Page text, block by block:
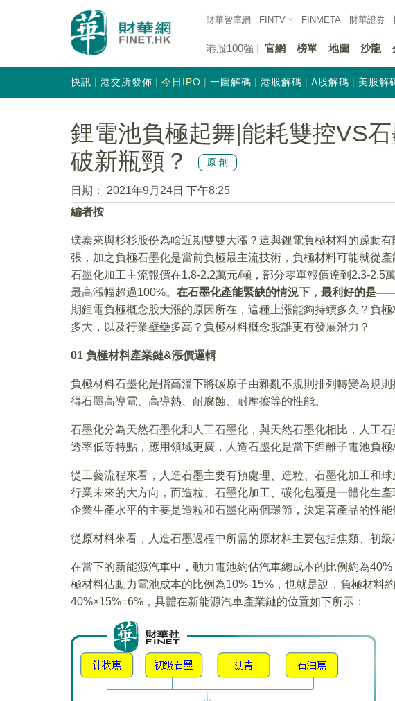
財華智庫網 FINTV FINMETA 財華證券
港股100強 官網 榜單 地圖 沙龍
快訊 港交所發佈 今日IPO 一圖解碼 港股解碼 A股解碼 美股解
鋰電池負極起舞|能耗雙控VS
破新瓶頸？
原創
日期：
2021年9月24日 下午8:25
編者按
璞泰來與杉杉股份為啥近期雙雙大漲？這與鋰電負極材料的躁動
張，加之負極石墨化是當前負極最主流技術，負極材料可能就從
石墨化加工主流報價在1.8-2.2萬元/噸，部分零單報價達到2.3-2.5
最高漲幅超過100%。 在石墨化產能緊缺的情況下，最利好的是
期鋰電負極概念股大漲的原因所在，這種上漲能夠持續多久？負
多大，以及行業壁壘多高？負極材料概念股誰更有發展潛力？
01 負極材料產業鏈&漲價邏輯
負極材料石墨化是指高溫下將碳原子由雜亂不規則排列轉變為規
得石墨高導電、高導熱、耐腐蝕、耐摩擦等的性能。
石墨化分為天然石墨化和人工石墨化，與天然石墨化相比，人工
透率低等特點，應用領域更廣，人造石墨化是當下鋰離子電池負極
從工藝流程來看，人造石墨主要有預處理、造粒、石墨化加工和
行業未來的大方向，而造粒、石墨化加工、碳化包覆是一體化生
企業生產水平的主要是造粒和石墨化兩個環節，決定著產品的性能
從原材料來看，人造石墨過程中所需的原材料主要包括焦類、初級
在當下的新能源汽車中，動力電池約佔汽車總成本的比例約為
極材料佔動力電池成本的比例為10%-15%，也就是說，負極材料
40%×15%=6%，具體在新能源汽車產業鏈的位置如下所示：